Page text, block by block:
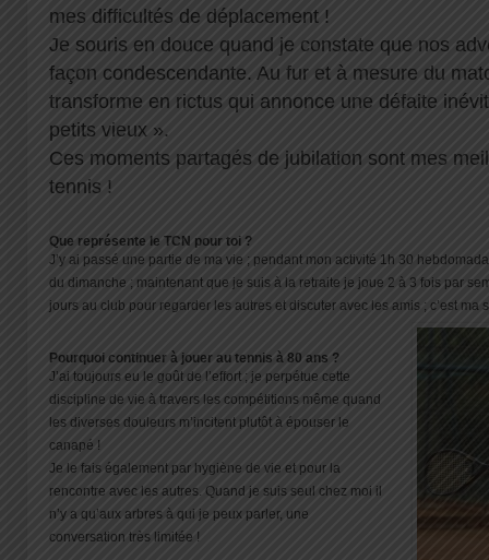
mes difficultés de déplacement !
Je souris en douce quand je constate que nos
façon condescendante. Au fur et à mesure du
transforme en rictus qui annonce une défaite
petits vieux ».
Ces moments partagés de jubilation sont mes
tennis !
Que représente le TCN pour toi ?
J’y ai passé une partie de ma vie ; pendant mon activité 1h 30
du dimanche ; maintenant que je suis à la retraite je joue 2 à 3 fois par
jours au club pour regarder les autres et discuter avec les amis ; c’est ma
Pourquoi continuer à jouer au tennis à 80 ans ?
J’ai toujours eu le goût de l’effort ; je perpétue cette
discipline de vie à travers les compétitions même quand
les diverses douleurs m’incitent plutôt à épouser le
canapé !
Je le fais également par hygiène de vie et pour la
rencontre avec les autres. Quand je suis seul chez moi il
n’y a qu’aux arbres à qui je peux parler, une
conversation très limitée !